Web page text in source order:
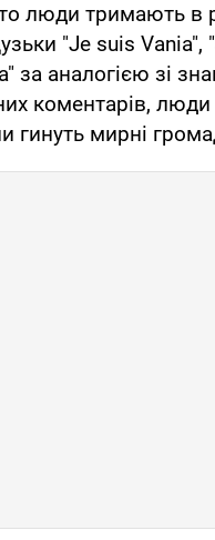
люди тримають в
"Je suis Vania",
за аналогією зі
коментарів,
гинуть мирні